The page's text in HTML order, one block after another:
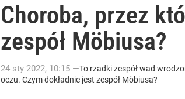
Choroba, przez
zespół Möbiusa?
24 sty 2022, 10:15 —To rzadki zespół wad
oczu. Czym dokładnie jest zespół Möbiusa?